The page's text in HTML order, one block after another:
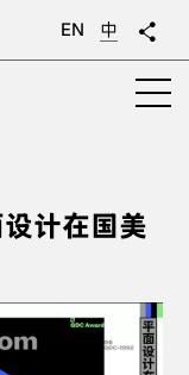
EN 中
计在国美